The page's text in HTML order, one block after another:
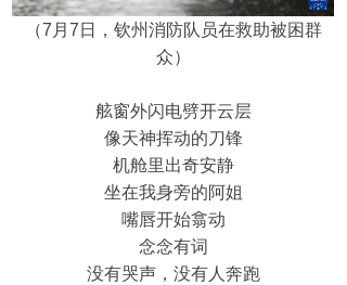
（7月7日，钦州消防队员在救助被困群
众）
舷窗外闪电劈开云层
像天神挥动的刀锋
机舱里出奇安静
坐在我身旁的阿姐
嘴唇开始翕动
念念有词
没有哭声，没有人奔跑